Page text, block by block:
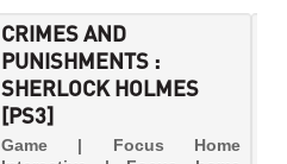
CRIMES AND
PUNISHMENTS :
SHERLOCK HOLMES
[PS3]
Game | Focus Home